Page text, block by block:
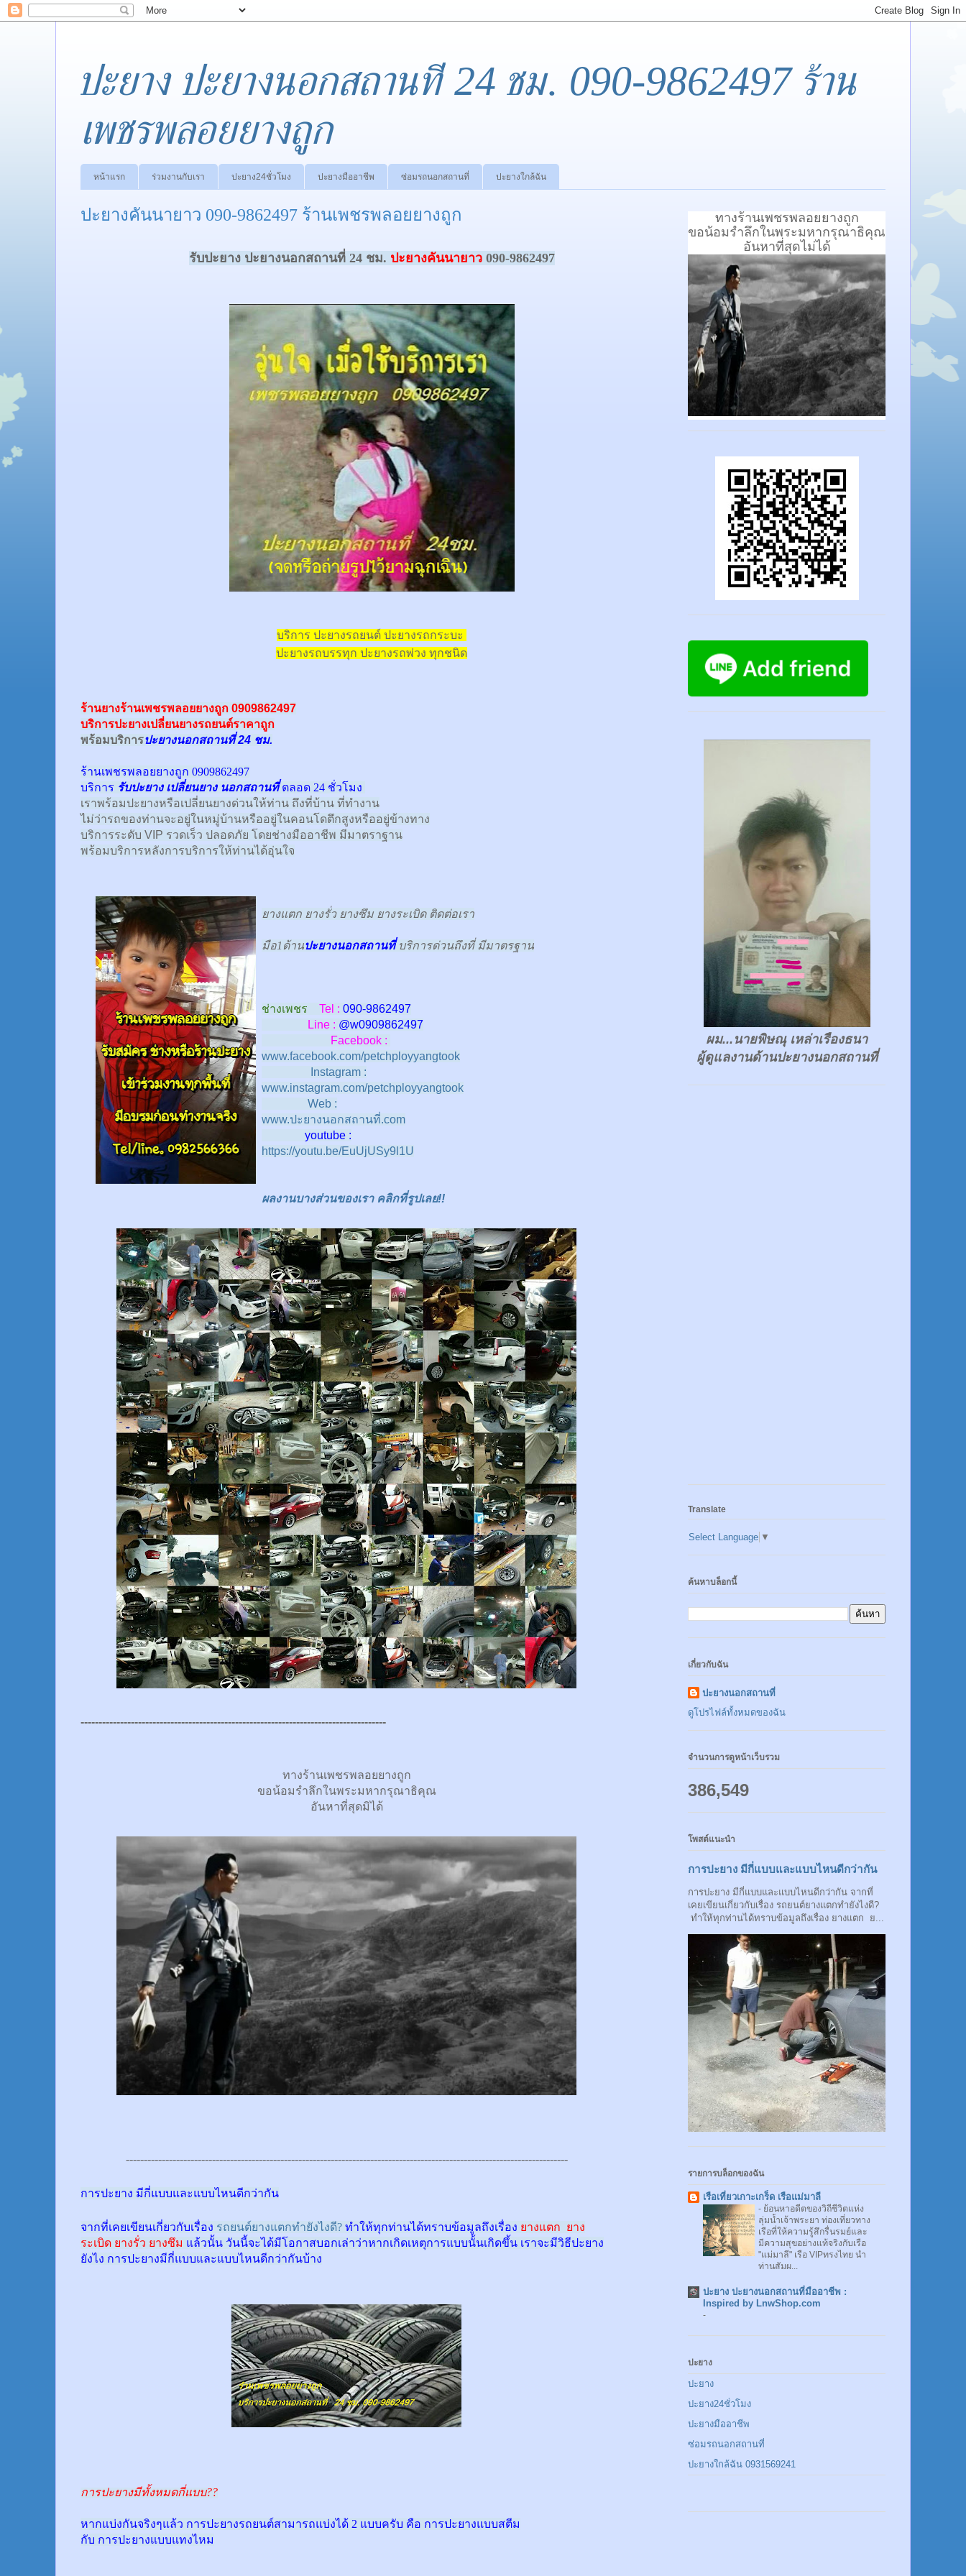
ปะยาง ปะยางนอกสถานที่ 24 ชม. 090-9862497 ร้าน
เพชรพลอยยางถูก
หน้าแรก ร่วมงานกับเรา ปะยาง24ชั่วโมง ปะยางมืออาชีพ ซ่อมรถนอกสถานที่ ปะยางใกล้ฉัน
ปะยางคันนายาว 090-9862497 ร้านเพชรพลอยยางถูก
รับปะยาง ปะยางนอกสถานที่ 24 ชม. ปะยางคันนายาว 090-9862497
บริการ ปะยางรถยนต์ ปะยางรถกระบะ
ปะยางรถบรรทุก ปะยางรถพ่วง ทุกชนิด
ร้านยางร้านเพชรพลอยยางถูก 0909862497
บริการปะยางเปลี่ยนยางรถยนต์ราคาถูก
พร้อมบริการปะยางนอกสถานที่ 24 ชม.
ร้านเพชรพลอยยางถูก 0909862497
บริการ รับปะยาง เปลี่ยนยาง นอกสถานที่ ตลอด 24 ชั่วโมง
เราพร้อมปะยางหรือเปลี่ยนยางด่วนให้ท่าน ถึงที่บ้าน ที่ทำงาน
ไม่ว่ารถของท่านจะอยู่ในหมู่บ้านหรืออยู่ในคอนโดตึกสูงหรืออยู่ข้างทาง
บริการระดับ VIP รวดเร็ว ปลอดภัย โดยช่างมืออาชีพ มีมาตราฐาน
พร้อมบริการหลังการบริการให้ท่านได้อุ่นใจ
ยางแตก ยางรั่ว ยางซึม ยางระเบิด ติดต่อเรา
มือ1ด้านปะยางนอกสถานที่ บริการด่วนถึงที่ มีมาตรฐาน
ช่างเพชร Tel : 090-9862497
Line : @w0909862497
Facebook :
www.facebook.com/petchployyangtook
Instagram :
www.instagram.com/petchployyangtook
Web :
www.ปะยางนอกสถานที่.com
youtube :
https://youtu.be/EuUjUSy9l1U
ผลงานบางส่วนของเรา คลิกที่รูปเลย!!
-------------------------------------------------------------------------------------
ทางร้านเพชรพลอยยางถูก
ขอน้อมรำลึกในพระมหากรุณาธิคุณ
อันหาที่สุดมิได้
---------------------------------------------------------------------------------------------------------------------------
การปะยาง มีกี่แบบและแบบไหนดีกว่ากัน
จากที่เคยเขียนเกี่ยวกับเรื่อง รถยนต์ยางแตกทำยังไงดี? ทำให้ทุกท่านได้ทราบข้อมูลถึงเรื่อง ยางแตก ยาง
ระเบิด ยางรั่ว ยางซึม แล้วนั้น วันนี้จะได้มีโอกาสบอกเล่าว่าหากเกิดเหตุการแบบนั้นเกิดขึ้น เราจะมีวิธีปะยาง
ยังไง การปะยางมีกี่แบบและแบบไหนดีกว่ากันบ้าง
การปะยางมีทั้งหมดกี่แบบ??
หากแบ่งกันจริงๆแล้ว การปะยางรถยนต์สามารถแบ่งได้ 2 แบบครับ คือ การปะยางแบบสตีม
กับ การปะยางแบบแทงไหม
ทางร้านเพชรพลอยยางถูก
ขอน้อมรำลึกในพระมหากรุณาธิคุณ
อันหาที่สุดไม่ได้
ผม...นายพิษณุ เหล่าเรืองธนา
ผู้ดูแลงานด้านปะยางนอกสถานที่
Translate
Select Language ▼
ค้นหาบล็อกนี้
เกี่ยวกับฉัน
ปะยางนอกสถานที่
ดูโปรไฟล์ทั้งหมดของฉัน
จำนวนการดูหน้าเว็บรวม
386,549
โพสต์แนะนำ
การปะยาง มีกี่แบบและแบบไหนดีกว่ากัน
การปะยาง มีกี่แบบและแบบไหนดีกว่ากัน จากที่
เคยเขียนเกี่ยวกับเรื่อง รถยนต์ยางแตกทำยังไงดี?
ทำให้ทุกท่านได้ทราบข้อมูลถึงเรื่อง ยางแตก ย...
รายการบล็อกของฉัน
เรือเที่ยวเกาะเกร็ด เรือแม่มาลี
- ย้อนหาอดีตของวิถีชีวิตแห่ง
ลุ่มน้ำเจ้าพระยา ท่องเที่ยวทาง
เรือที่ให้ความรู้สึกรื่นรมย์และ
มีความสุขอย่างแท้จริงกับเรือ
"แม่มาลี" เรือ VIPทรงไทย นำ
ท่านสัมผ...
ปะยาง ปะยางนอกสถานที่มืออาชีพ :
Inspired by LnwShop.com
-
ปะยาง
ปะยาง
ปะยาง24ชั่วโมง
ปะยางมืออาชีพ
ซ่อมรถนอกสถานที่
ปะยางใกล้ฉัน 0931569241